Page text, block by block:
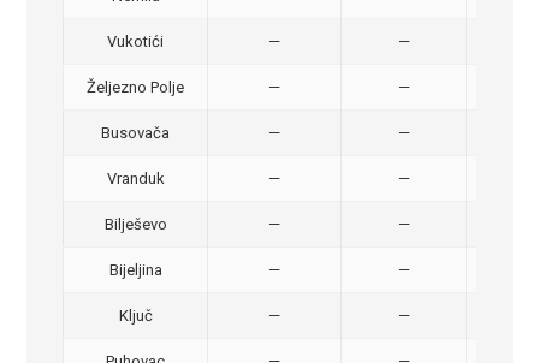
Vukotići — —
Željezno Polje — —
Busovača — —
Vranduk — —
Bilješevo — —
Bijeljina — —
Ključ — —